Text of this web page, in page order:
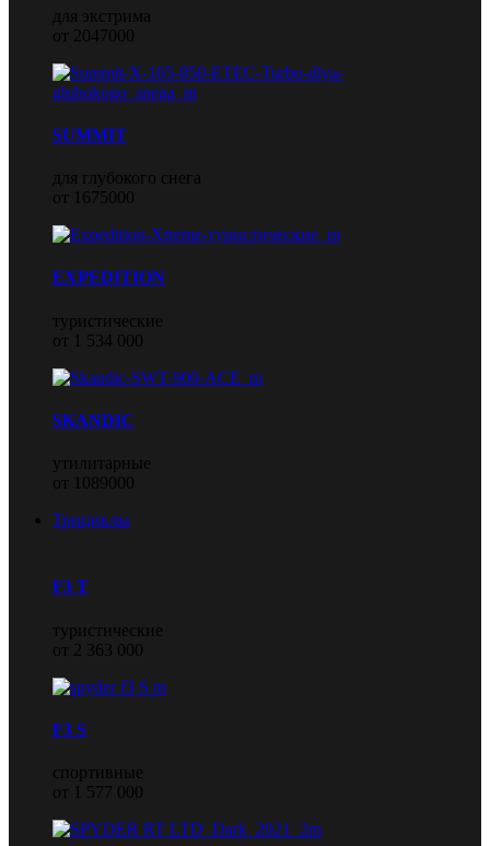
для экстрима
от 2047000
SUMMIT
для глубокого снега
от 1675000
EXPEDITION
туристические
от 1 534 000
SKANDIC
утилитарные
от 1089000
Трициклы
F3 T
туристические
от 2 363 000
F3 S
спортивные
от 1 577 000